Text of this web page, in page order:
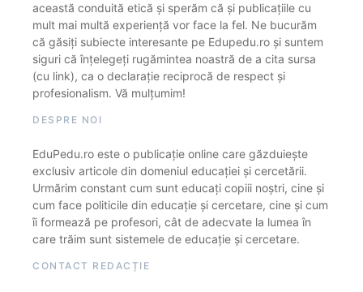
această conduită etică și sperăm că și publicațiile cu
mult mai multă experiență vor face la fel. Ne bucurăm
că găsiți subiecte interesante pe Edupedu.ro și suntem
siguri că înțelegeți rugămintea noastră de a cita sursa
(cu link), ca o declarație reciprocă de respect și
profesionalism. Vă mulțumim!
DESPRE NOI
EduPedu.ro este o publicație online care găzduiește
exclusiv articole din domeniul educației și cercetării.
Urmărim constant cum sunt educați copiii noștri, cine și
cum face politicile din educație și cercetare, cine și cum
îi formează pe profesori, cât de adecvate la lumea în
care trăim sunt sistemele de educație și cercetare.
CONTACT REDACȚIE